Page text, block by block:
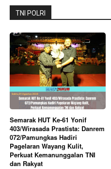
TNI POLRI
Semarak HUT Ke-61 Yonif
403/Wirasada Prastista: Danrem
072/Pamungkas Hadiri
Pagelaran Wayang Kulit,
Perkuat Kemanunggalan TNI
dan Rakyat